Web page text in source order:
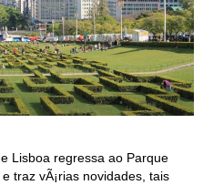
Lisboa regressa ao Parque
traz vÃ¡rias novidades, tais